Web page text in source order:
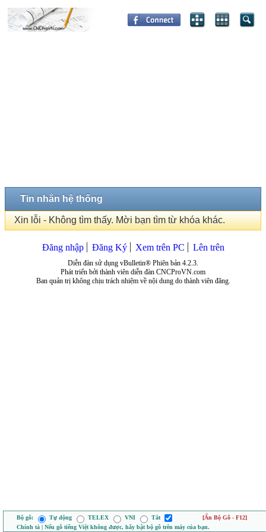
Tin nhắn hệ thống
Xin lỗi - Không tìm thấy. Mời bạn tìm từ khóa khác.
Đăng nhập Đăng Ký Xem trên PC Lên trên
Diễn đàn sử dụng vBulletin® Phiên bản 4.2.3.
Phát triển bởi thành viên diễn đàn CNCProVN.com
Ban quản trị không chịu trách nhiệm về nội dung do thành viên đăng.
Bộ gõ: Tự động TELEX VNI Tắt
[Ẩn Bộ Gõ - F12]
Chính tả | Nếu gõ tiếng Việt không được, hãy bật bộ gõ trên máy của bạn.